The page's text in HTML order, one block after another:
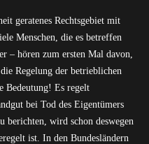
geratenes Rechtsgebiet mit
Menschen, die es betreffen
– hören zum ersten Mal davon,
Regelung der betrieblichen
Bedeutung! Es regelt
bei Tod des Eigentümers
berichten, wird schon deswegen
ist. In den Bundesländern